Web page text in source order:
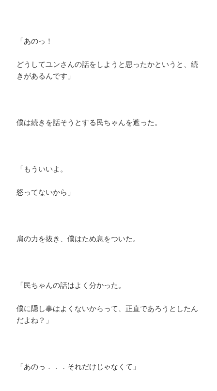
「あのっ！
どうしてユンさんの話をしようと思ったかというと、続
きがあるんです」
僕は続きを話そうとする民ちゃんを遮った。
「もういいよ。
怒ってないから」
肩の力を抜き、僕はため息をついた。
「民ちゃんの話はよく分かった。
僕に隠し事はよくないからって、正直であろうとしたん
だよね？」
「あのっ．．．それだけじゃなくて」